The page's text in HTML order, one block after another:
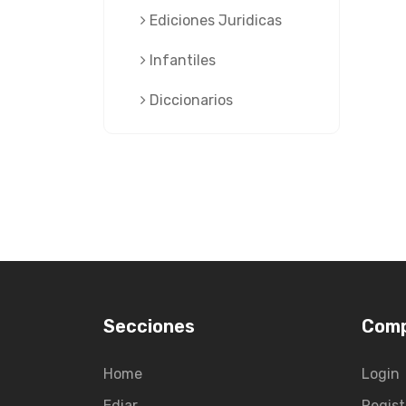
Ediciones Juridicas
Infantiles
Diccionarios
Secciones
Home
Login